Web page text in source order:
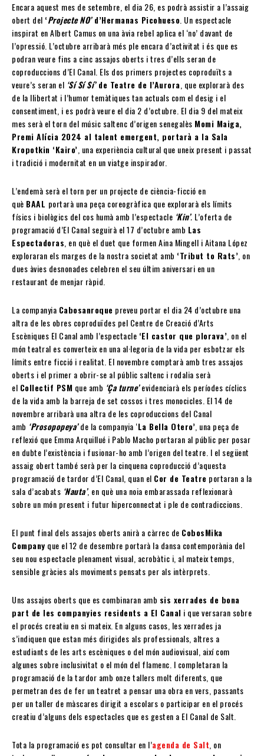
Encara aquest mes de setembre, el dia 26, es podrà assistir a l’assaig
obert del ‘Projecte NO’d’Hermanas Picohueso. Un espectacle
inspirat en Albert Camus on una àvia rebel aplica el ‘no’ davant de
l’opressió. L’octubre arribarà més ple encara d’activitat i és que es
podran veure fins a cinc assajos oberts i tres d’ells seran de
coproduccions d’El Canal. Els dos primers projectes coproduïts a
veure’s seran el ‘Sí Sí Sí’de Teatre de l’Aurora, que explorarà des
de la llibertat i l’humor temàtiques tan actuals com el desig i el
consentiment, i es podrà veure el dia 2 d’octubre. El dia 9 del mateix
mes serà el torn del músic saltenc d’origen senegalès Momi Maiga,
Premi Alícia 2024 al talent emergent, portarà a la Sala
Kropotkin ‘Kairo’, una experiència cultural que uneix present i passat
i tradició i modernitat en un viatge inspirador.
L’endemà serà el torn per un projecte de ciència-ficció en
què BAAL portarà una peça coreogràfica que explorarà els límits
físics i biològics del cos humà amb l’espectacle ‘Kin’. L’oferta de
programació d’El Canal seguirà el 17 d’octubre amb Las
Espectadoras, en què el duet que formen Aina Mingell i Aitana López
exploraran els marges de la nostra societat amb ‘Tribut to Rats’, on
dues àvies desnonades celebren el seu últim aniversari en un
restaurant de menjar ràpid.
La companyia Cabosanroque preveu portar el dia 24 d’octubre una
altra de les obres coproduïdes pel Centre de Creació d’Arts
Escèniques El Canal amb l’espectacle ‘El castor que plorava’, on el
món teatral es converteix en una al·legoria de la vida per esbotzar els
límits entre ficció i realitat. El novembre comptarà amb tres assajos
oberts i el primer a obrir-se al públic saltenc i rodalia serà
el Collectif PSM que amb ‘Ça turne’evidenciarà els períodes cíclics
de la vida amb la barreja de set cossos i tres monocicles. El 14 de
novembre arribarà una altra de les coproduccions del Canal
amb ‘Prosopopeya’de la companyia ‘La Bella Otero’, una peça de
reflexió que Emma Arquillué i Pablo Macho portaran al públic per posar
en dubte l’existència i fusionar-ho amb l’origen del teatre. I el següent
assaig obert també serà per la cinquena coproducció d’aquesta
programació de tardor d’El Canal, quan el Cor de Teatre portaran a la
sala d’acabats ‘Nauta’, en què una noia embarassada reflexionarà
sobre un món present i futur hiperconnectat i ple de contradiccions.
El punt final dels assajos oberts anirà a càrrec de CobosMika
Company que el 12 de desembre portarà la dansa contemporània del
seu nou espectacle plenament visual, acrobàtic i, al mateix temps,
sensible gràcies als moviments pensats per als intèrprets.
Uns assajos oberts que es combinaran amb sis xerrades de bona
part de les companyies residents a El Canal i que versaran sobre
el procés creatiu en si mateix. En alguns casos, les xerrades ja
s’indiquen que estan més dirigides als professionals, altres a
estudiants de les arts escèniques o del món audiovisual, així com
algunes sobre inclusivitat o el món del flamenc. I completaran la
programació de la tardor amb onze tallers molt diferents, que
permetran des de fer un teatret a pensar una obra en vers, passants
per un taller de màscares dirigit a escolars o participar en el procés
creatiu d’alguns dels espectacles que es gesten a El Canal de Salt.
Tota la programació es pot consultar en l’agenda de Salt, on